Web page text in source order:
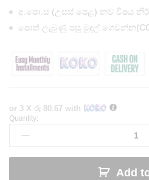
අ.පො.ස (උසස් පෙළ) නව විෂය
පොත් ලැබුණු පසු මුදල්
or 3 X රු 80.67 with
A/L
Biology
Shakaya
Quantity:
Add